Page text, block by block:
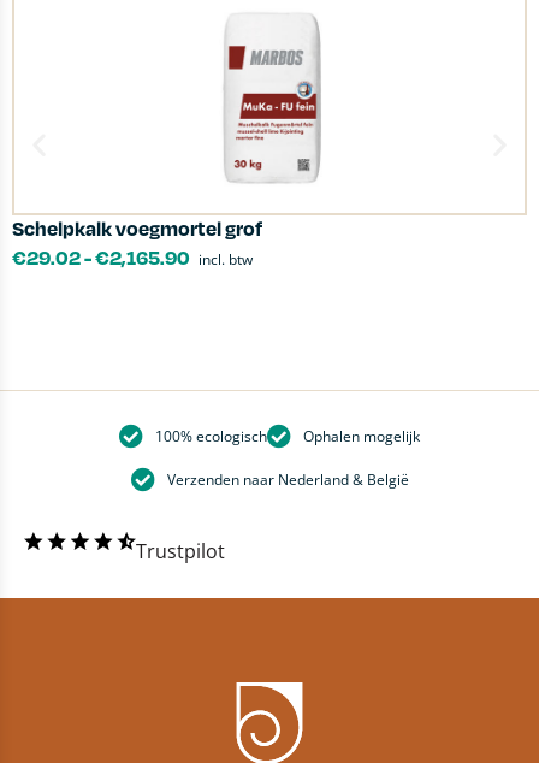
Schelpkalk voegmortel grof
€29.02-€2,165.90 incl. btw
100% ecologisch Ophalen mogelijk
Verzenden naar Nederland & België
Trustpilot